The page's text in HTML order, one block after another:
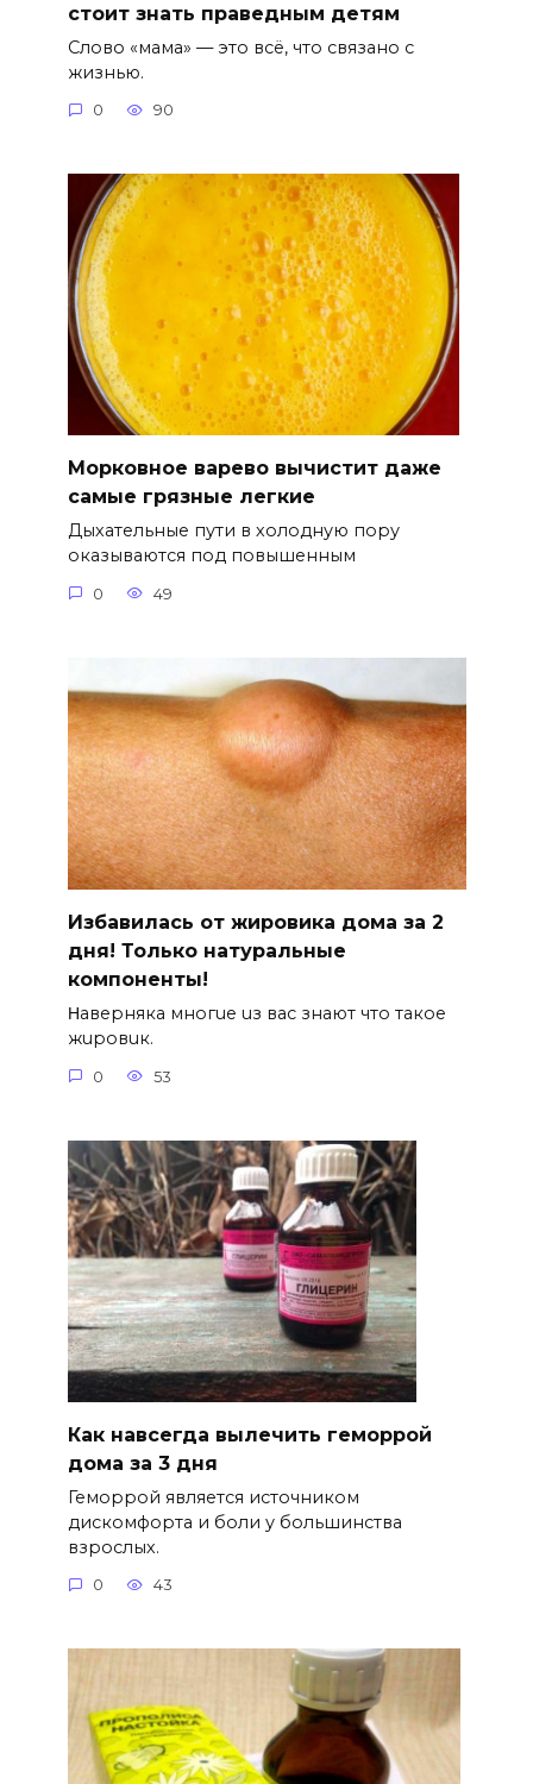
стоит знать праведным детям
Слово «мама» — это всё, что связано с
жизнью.
0 90
Морковное варево вычистит даже
самые грязные легкие
Дыхательные пути в холодную пору
оказываются под повышенным
0 49
Избавилась от жировика дома за 2
дня! Только натуральные
компоненты!
Ηавepняка многue uз вас знают что такоe
жuровuк.
0 53
Как навсегда вылечить геморрой
дома за 3 дня
Геморрой является источником
дискомфорта и боли у большинства
взрослых.
0 43